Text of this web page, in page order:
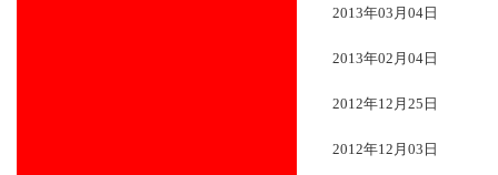
2013年03月04日
2013年02月04日
2012年12月25日
2012年12月03日